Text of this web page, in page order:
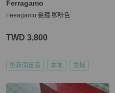
Ferragamo
Feeagamo 髮箍 咖啡色
TWD 3,800
近新閒置品 本地 免運